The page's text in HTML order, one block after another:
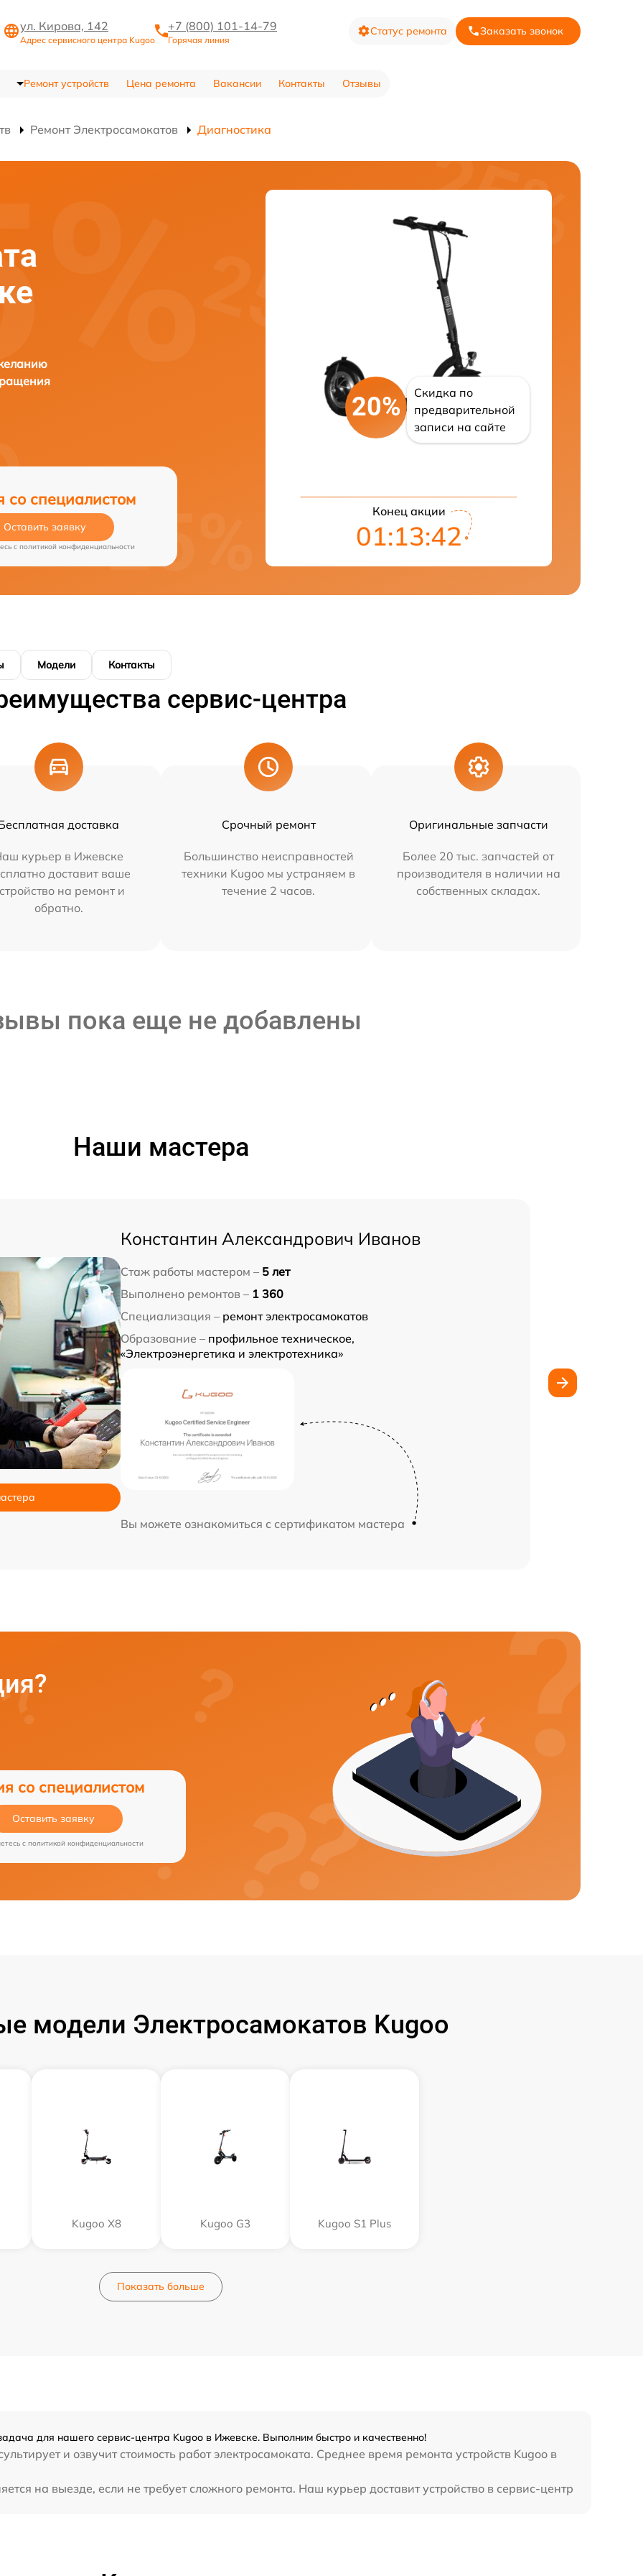
ул. Кирова, 142
Адрес сервисного центра Kugoo
+7 (800) 101-14-79
Горячая линия
Статус ремонта Заказать звонок
Ремонт устройств Цена ремонта Вакансии Контакты Отзывы
Ремонт Электросамокатов Диагностика
со специалистом
Оставить заявку
c политикой конфиденциальности
20%
Скидка по
предварительной
записи на сайте
Конец акции
01:13:41
Модели Контакты
сервис-центра
доставка
курьер в Ижевске
доставит ваше
на ремонт и
обратно.
Срочный ремонт
Большинство неисправностей
техники Kugoo мы устраняем в
течение 2 часов.
Оригинальные запчасти
Более 20 тыс. запчастей от
производителя в наличии на
собственных складах.
пока еще не добавлены
Наши мастера
Константин Александрович Иванов
Стаж работы мастером – 5 лет
Выполнено ремонтов – 1 360
Специализация – ремонт электросамокатов
Образование – профильное техническое,
«Электроэнергетика и электротехника»
Вы можете ознакомиться с сертификатом мастера
со специалистом
Оставить заявку
c политикой конфиденциальности
модели Электросамокатов Kugoo
Kugoo X8 Kugoo G3 Kugoo S1 Plus
Показать больше
для нашего сервис-центра Kugoo в Ижевске. Выполним быстро и качественно!
и озвучит стоимость работ электросамоката. Среднее время ремонта устройств Kugoo в
на выезде, если не требует сложного ремонта. Наш курьер доставит устройство в сервис-центр